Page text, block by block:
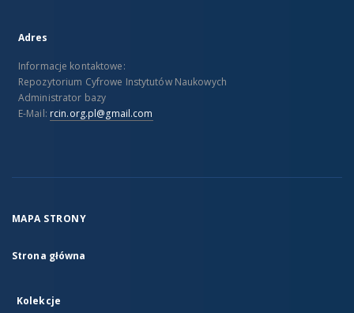
Adres
Informacje kontaktowe:
Repozytorium Cyfrowe Instytutów Naukowych
Administrator bazy
E-Mail: rcin.org.pl@gmail.com
MAPA STRONY
Strona główna
Kolekcje